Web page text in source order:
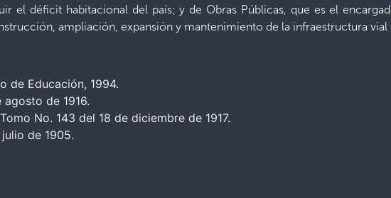
el déficit habitacional del país; y de Obras Públicas, que es el
ampliación, expansión y mantenimiento de la infraestructura vial
de Educación, 1994.
de 1916.
No. 143 del 18 de diciembre de 1917.
de 1905.